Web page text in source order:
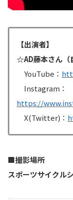
【出演者】
☆AD藤本さん（
YouTube：
Instagram：
https://
X(Twitter)：
■撮影場所
スポーツサイクル